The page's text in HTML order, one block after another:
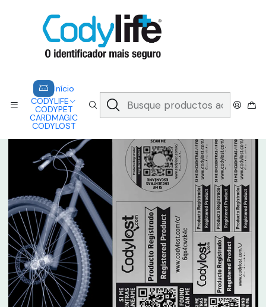
Início
CODYLIFE
CODYPET
CARDMAGIC
CODYLOST
A CODYLIFE PERMITE AOS SOCORRISTAS ACEDER
INSTANTANEAMENTE AOS SEUS DADOS ATRAVÉS DE UM QR CODE
Saber mais